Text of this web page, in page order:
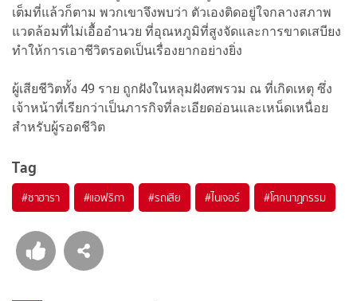
เต็มที่แล้วก็ตาม พวกเขาจึงพบว่า ตัวเองติดอยู่ใจกลางสภาพ
แวดล้อมที่ไม่เอื้ออำนวย ที่อุณหภูมิที่สูงจัดและการขาดเสบียง
ทำให้การเอาชีวิตรอดเป็นเรื่องยากอย่างยิ่ง
ผู้เสียชีวิตทั้ง 49 ราย ถูกฝังในหลุมฝังศพรวม ณ ที่เกิดเหตุ ซึ่ง
เจ้าหน้าที่เรียกว่าเป็นภารกิจที่ละเอียดอ่อนและเหน็ดเหนื่อย
สำหรับผู้รอดชีวิต
Tag
#ซาฮารา #แอฟริกา #รถเสีย #ไนเจอร์ #โศกนาฏกรรม